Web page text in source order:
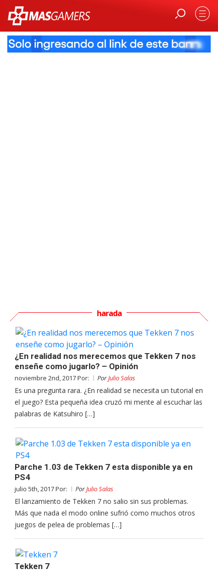
harada
¿En realidad nos merecemos que Tekken 7 nos
enseñe como jugarlo? – Opinión
noviembre 2nd, 2017 Por: PorJulio Salas
Es una pregunta rara. ¿En realidad se necesita un tutorial en
el juego? Esta pequeña idea cruzó mi mente al escuchar las
palabras de Katsuhiro […]
Parche 1.03 de Tekken 7 esta disponible ya en
PS4
julio 5th, 2017 Por: PorJulio Salas
El lanzamiento de Tekken 7 no salio sin sus problemas.
Más que nada el modo online sufrió como muchos otros
juegos de pelea de problemas […]
Tekken 7